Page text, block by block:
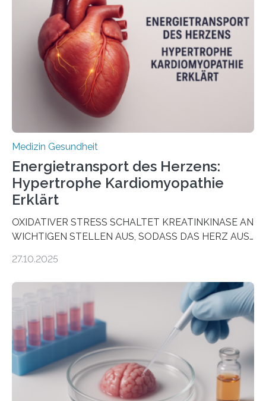
sogenannte Organoide – genutzt werden können, um
vorab zu prüfen, welche Medikamente am besten
wirken. Dabei wurde ein Eiweiß identifiziert, das künftig
als Biomarker für die Wahl der passenden Therapie
dienen könnte. Darmkrebs zählt weltweit zu den
häufigsten Krebsarten und stellt…
Medizin Gesundheit
Energietransport des Herzens:
Hypertrophe Kardiomyopathie
Erklärt
OXIDATIVER STRESS SCHALTET KREATINKINASE AN
WICHTIGEN STELLEN AUS, SODASS DAS HERZ AUS
aus dem Deutschen Zentrum für Herzinsuffizienz
im Journal Circulation, warum der Energietransport bei
der Hypertrophen Kardiomyopathie (HCM) versagen
kann und wie sich durch eine Verringerung der
Herzbelastung und des oxidativen Stresses
Rhythmusstörungen reduzieren lassen. Würzburg. Die
hypertrophe Kardiomyopathie (HCM) ist die häufigste
erblich bedingte Herzerkrankung. Sie führt dazu, dass
sich die linke Herzkammer verdickt, der Herzmuskel zu
27.10.2025